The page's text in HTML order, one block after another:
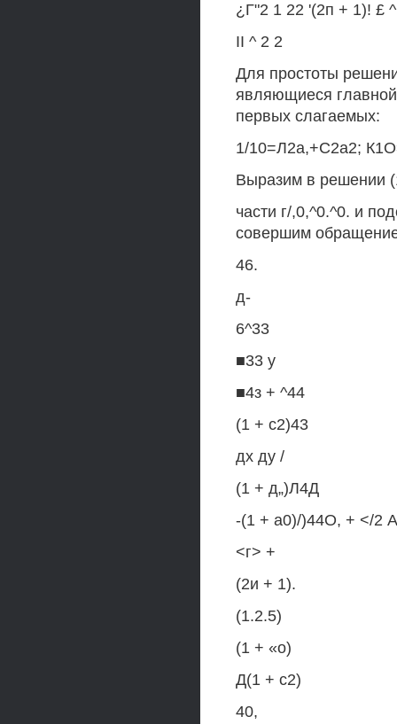
¿Г"2 1 22 '(2п + 1)! £
II ^ 2 2
Для простоты
являющиеся
первых слагаемых:
1/10=Л2а,+С2а2;
Выразим в решении
части г/,0,^0.^0. и
совершим
46.
д-
6^33
■33 у
■4з + ^44
(1 + с2)43
дх ду /
(1 + д„)Л4Д
-(1 + а0)/)44О, + </2
<г> +
(2и + 1).
(1.2.5)
(1 + «о)
Д(1 + с2)
40,